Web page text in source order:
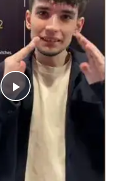
Play
Video